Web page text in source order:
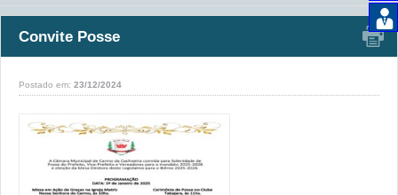
Convite Posse
Postado em: 23/12/2024